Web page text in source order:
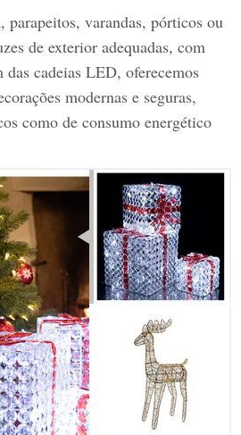
varandas, pórticos ou
de exterior adequadas, com
cadeias LED, oferecemos
modernas e seguras,
como de consumo energético